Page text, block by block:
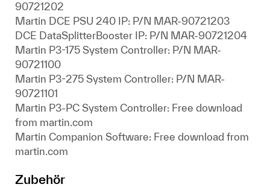
90721202
Martin DCE PSU 240 IP: P/N MAR-90721203
DCE DataSplitterBooster IP: P/N MAR-90721204
Martin P3-175 System Controller: P/N MAR-
90721100
Martin P3-275 System Controller: P/N MAR-
90721101
Martin P3-PC System Controller: Free download
from martin.com
Martin Companion Software: Free download from
martin.com
Zubehör